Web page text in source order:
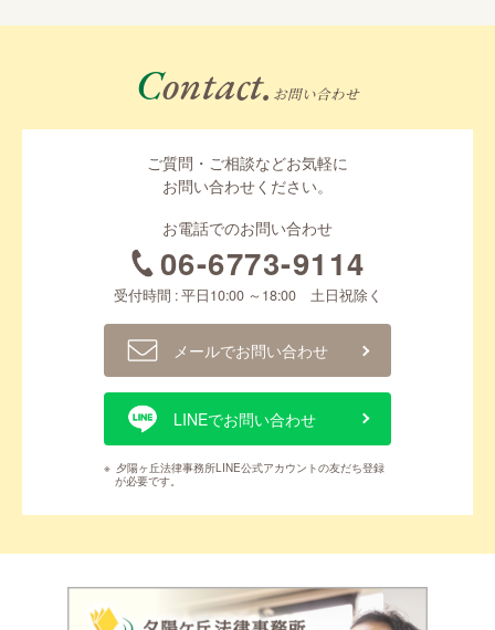
Contact. お問い合わせ
ご質問・ご相談などお気軽に
お問い合わせください。
お電話でのお問い合わせ
06-6773-9114
受付時間 : 平日10:00 ～18:00 土日祝除く
メールでお問い合わせ
LINEでお問い合わせ
※ 夕陽ヶ丘法律事務所LINE公式アカウントの友だち登録
が必要です。